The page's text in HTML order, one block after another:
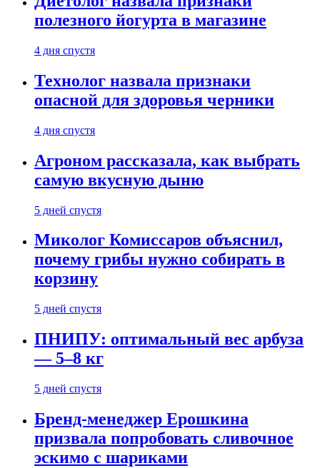
полезного йогурта в магазине
4 дня спустя
Технолог назвала признаки
опасной для здоровья черники
4 дня спустя
Агроном рассказала, как выбрать
самую вкусную дыню
5 дней спустя
Миколог Комиссаров объяснил,
почему грибы нужно собирать в
корзину
5 дней спустя
ПНИПУ: оптимальный вес арбуза
— 5–8 кг
5 дней спустя
Бренд-менеджер Ерошкина
призвала попробовать сливочное
эскимо с шариками